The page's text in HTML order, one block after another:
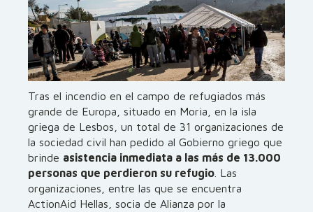
Tras el incendio en el campo de refugiados más
grande de Europa, situado en Moria, en la isla
griega de Lesbos, un total de 31 organizaciones de
la sociedad civil han pedido al Gobierno griego que
brinde asistencia inmediata a las más de 13.000
personas que perdieron su refugio . Las
organizaciones, entre las que se encuentra
ActionAid Hellas, socia de Alianza por la